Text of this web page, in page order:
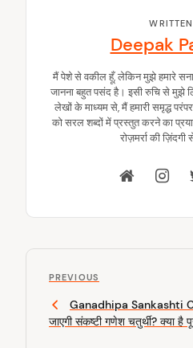
Deepak
मैं पेशे से वकील हूँ, लेकिन मुझे हमारे
जानना बहुत पसंद है। इसी रुचि से मुझे
लेखों के माध्यम से, मैं हमारी समृद्ध
को सरल शब्दों में प्रस्तुत करने का
रोज़मर्रा की
P
P
v
PREVIOUS
Ganadhipa Sankashti
जाएगी संकष्टी गणेश चतुर्थी? क्या है